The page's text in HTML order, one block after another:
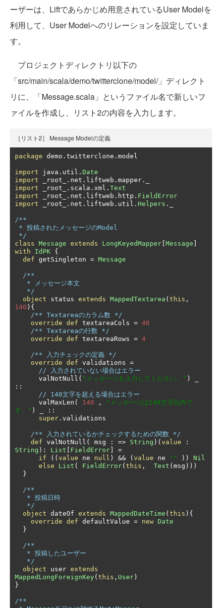
ーザーは、Liftであらかじめ用意されているUser Modelを
利用して、User Modelへのリレーションを設定していま
す。
プロジェクトディレクトリ以下の
「src/main/scala/demo/twitterclone/model/」ディレクト
リに、「Message.scala」というファイル名で新しいフ
ァイルを作成し、リスト2の内容を入力します。
［リスト2］ Message Modelの定義
package demo . twitterclone . model
import java . util . Date
import _root_ . net . liftweb . mapper .
import _root_ . scala . xml . Text
import _root_ . net . liftweb . http . FieldError
import _root_ . net . liftweb . util . Helpers .
/**
*/
class Message extends LongKeyedMapper Message
with
IdPK {
def getSingleton = Message
/**
   */
object status extends MappedTextarea ( this ,
140 ){
/** Textareaのカラム数 */
override def textareaCols = 40
/** Textareaの行数 */
override def textareaRows = 4
/** 入力チェックの定義 */
override def validations =
// 入力されていない場合はエラー
      valNotNull
( "メッセージを入力してください。" )
::
// 140文字を超える場合はエラー
      valMaxLen
( 140 ,
"メッセージは140文字以内で
す。" )
::
super . validations
/** 入力されているかチェックするための関数 */
def valNotNull ( msg : => String )( value
:
String ): List FieldError
=
if
(( value ne null ) && ( value ne "" ))
Nil
else
List ( FieldError( this , Text ( msg )))
}
/**
   */
object dateOf extends MappedDateTime ( this ){
override def defaultValue = new Date
}
/**
   */
object user extends
MappedLongForeignKey( this , User )
}
/**